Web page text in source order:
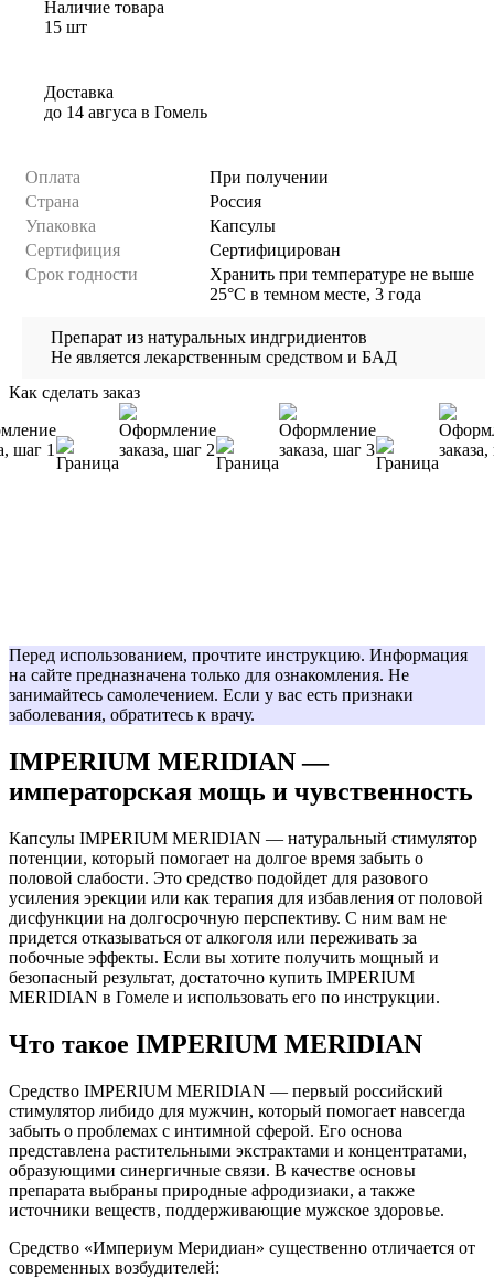
Наличие товара
15 шт
Доставка
до 14 авгуса в Гомель
Оплата
При получении
Страна
Россия
Упаковка
Капсулы
Сертифиция
Сертифицирован
Cрок годности
Хранить при температуре не выше
25°С в темном месте, 3 года
Препарат из натуральных индгридиентов
Не является лекарственным средством и БАД
Как сделать заказ
Перед использованием, прочтите инструкцию. Информация
на сайте предназначена только для ознакомления. Не
занимайтесь самолечением. Если у вас есть признаки
заболевания, обратитесь к врачу.
IMPERIUM MERIDIAN —
императорская мощь и чувственность
Капсулы IMPERIUM MERIDIAN — натуральный стимулятор
потенции, который помогает на долгое время забыть о
половой слабости. Это средство подойдет для разового
усиления эрекции или как терапия для избавления от половой
дисфункции на долгосрочную перспективу. С ним вам не
придется отказываться от алкоголя или переживать за
побочные эффекты. Если вы хотите получить мощный и
безопасный результат, достаточно купить IMPERIUM
MERIDIAN в Гомеле и использовать его по инструкции.
Что такое IMPERIUM MERIDIAN
Средство IMPERIUM MERIDIAN — первый российский
стимулятор либидо для мужчин, который помогает навсегда
забыть о проблемах с интимной сферой. Его основа
представлена растительными экстрактами и концентратами,
образующими синергичные связи. В качестве основы
препарата выбраны природные афродизиаки, а также
источники веществ, поддерживающие мужское здоровье.
Средство «Империум Меридиан» существенно отличается от
современных возбудителей: